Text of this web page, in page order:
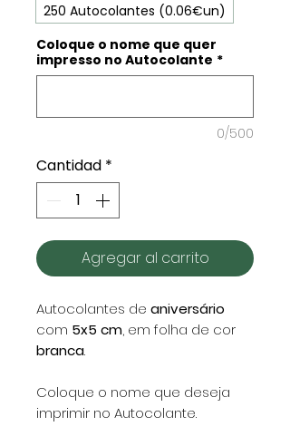
250 Autocolantes (0.06€un)
Coloque o nome que quer
impresso no Autocolante *
0/500
Cantidad *
Agregar al carrito
Autocolantes de aniversário
com 5x5 cm, em folha de cor
branca.
Coloque o nome que deseja
imprimir no Autocolante.